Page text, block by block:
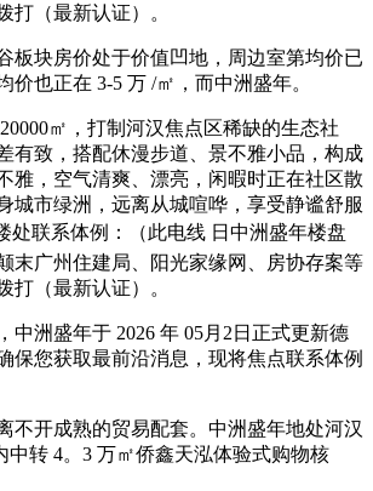
打（最新认证）。
块房价处于价值凹地，周边室第均价已
价也正在 3-5 万 /㎡，而中洲盛年。
㎡，打制河汉焦点区稀缺的生态社
有致，搭配休漫步道、景不雅小品，构成
雅，空气清爽、漂亮，闲暇时正在社区散
城市绿洲，远离从城喧哗，享受静谧舒服
处联系体例：（此电线 日中洲盛年楼盘
末广州住建局、阳光家缘网、房协存案等
打（最新认证）。
洲盛年于 2026 年 05月2日正式更新德
保您获取最前沿消息，现将焦点联系体例
开成熟的贸易配套。中洲盛年地处河汉
中转 4。3 万㎡侨鑫天泓体验式购物核